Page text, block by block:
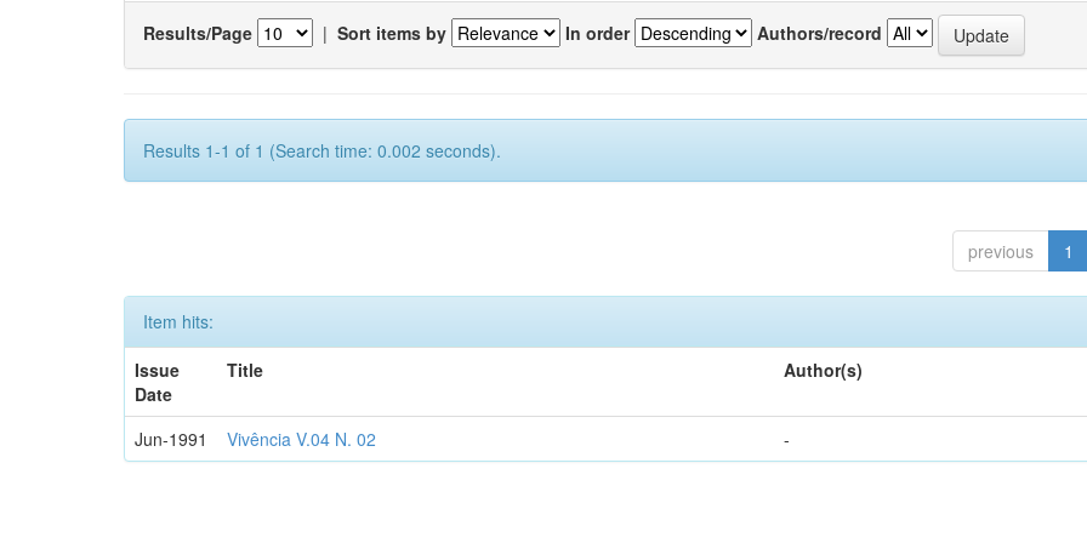
Results/Page | Sort items by In order Authors/record
Results 1-1 of 1 (Search time: 0.002 seconds).
previous 1
Item hits:
Issue
Date
Title Author(s)
Jun-1991 Vivência V.04 N. 02 -